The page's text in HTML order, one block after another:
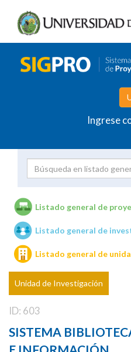
Ingrese
Unidades de
Listado general de
Listado general de
Listado general de
Unidad de Investigación
ID: 603
SISTEMA